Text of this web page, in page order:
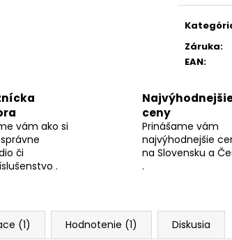
Záruka:
EAN:
vám ako si
či
.
ceny
Prinášame vám
najvýhodnejšie
na Slovensku a
.
(1) Hodnotenie (1) Diskusia